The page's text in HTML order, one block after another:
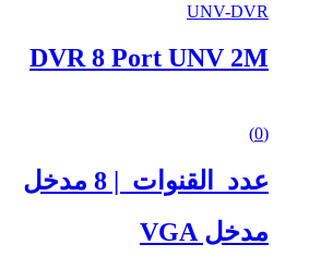
UNV-DVR
DVR 8 Port UNV 2M
of
5
(0)
عدد القنوات | 8 مدخل
مدخل VGA